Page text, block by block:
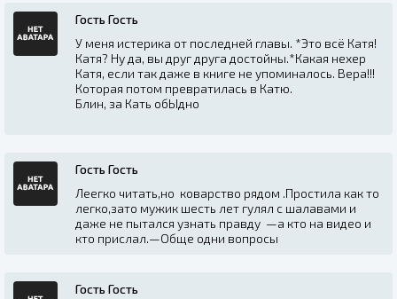
Гость Гость
У меня истерика от последней главы. *Это всё Катя!
Катя? Ну да, вы друг друга достойны.*Какая нехер
Катя, если так даже в книге не упоминалось. Вера!!!
Которая потом превратилась в Катю.
Блин, за Кать обЫдно
Гость Гость
Леегко читать,но коварство рядом .Простила как то
легко,зато мужик шесть лет гулял с шалавами и
даже не пытался узнать правду —а кто на видео и
кто прислал.—Обще одни вопросы
Гость Гость